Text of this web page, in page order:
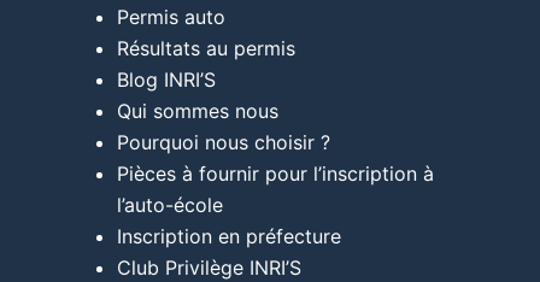
Permis auto
Résultats au permis
Blog INRI’S
Qui sommes nous
Pourquoi nous choisir ?
Pièces à fournir pour l’inscription à
l’auto-école
Inscription en préfecture
Club Privilège INRI’S